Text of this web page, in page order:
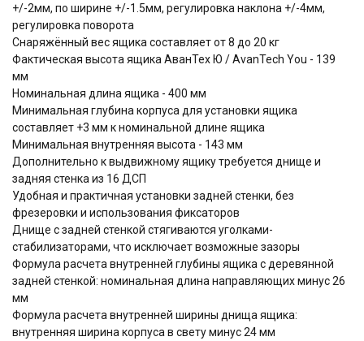
+/-2мм, по ширине +/-1.5мм, регулировка наклона +/-4мм,
регулировка поворота
Снаряжённый вес ящика составляет от 8 до 20 кг
Фактическая высота ящика АванТех Ю / AvanTech You - 139
мм
Номинальная длина ящика - 400 мм
Минимальная глубина корпуса для установки ящика
составляет +3 мм к номинальной длине ящика
Минимальная внутренняя высота - 143 мм
Дополнительно к выдвижному ящику требуется днище и
задняя стенка из 16 ДСП
Удобная и практичная установки задней стенки, без
фрезеровки и использования фиксаторов
Днище с задней стенкой стягиваются уголками-
стабилизаторами, что исключает возможные зазоры
Формула расчета внутренней глубины ящика c деревянной
задней стенкой: номинальная длина направляющих минус 26
мм
Формула расчета внутренней ширины днища ящика:
внутренняя ширина корпуса в свету минус 24 мм